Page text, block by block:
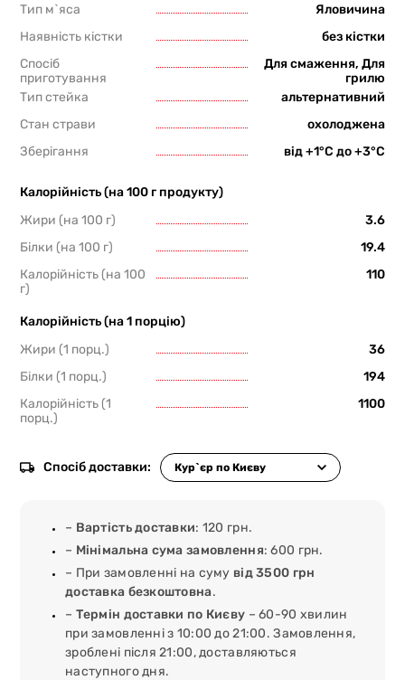
Тип м`яса
Яловичина
Наявність кістки
без кістки
Спосіб
приготування
Для смаження, Для
грилю
Тип стейка
альтернативний
Стан страви
охолоджена
Зберігання
від +1°С до +3°С
Калорійність (на 100 г продукту)
Жири (на 100 г)
3.6
Білки (на 100 г)
19.4
Калорійність (на 100
г)
110
Калорійність (на 1 порцію)
Жири (1 порц.)
36
Білки (1 порц.)
194
Калорійність (1
порц.)
1100
Спосіб доставки:
– Вартість доставки: 120 грн.
– Мінімальна сума замовлення: 600 грн.
– При замовленні на суму від 3500 грн
доставка безкоштовна.
– Термін доставки по Києву – 60-90 хвилин
при замовленні з 10:00 до 21:00. Замовлення,
зроблені після 21:00, доставляються
наступного дня.